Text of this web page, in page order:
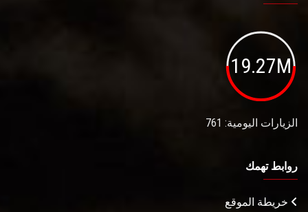
19.27M
الزيارات اليومية: 761
روابط تهمك
خريطة الموقع